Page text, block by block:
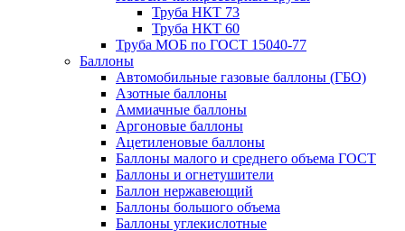
Труба НКТ 73
Труба НКТ 60
Труба МОБ по ГОСТ 15040-77
Баллоны
Автомобильные газовые баллоны (ГБО)
Азотные баллоны
Аммиачные баллоны
Аргоновые баллоны
Ацетиленовые баллоны
Баллоны малого и среднего объема ГОСТ
Баллоны и огнетушители
Баллон нержавеющий
Баллоны большого объема
Баллоны углекислотные